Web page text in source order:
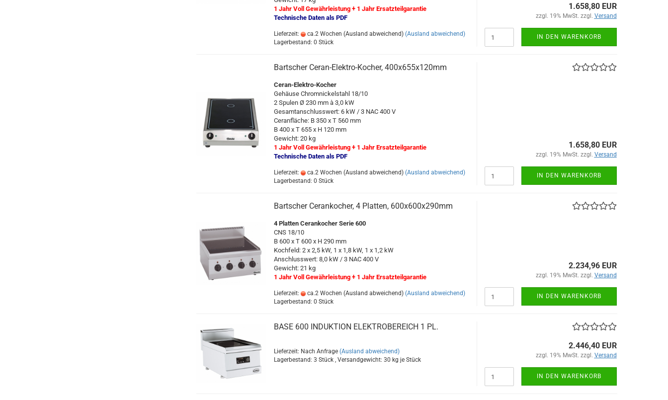
1 Jahr Voll Gewährleistung + 1 Jahr Ersatzteilgarantie
Technische Daten als PDF
Lieferzeit: ca.2 Wochen (Ausland abweichend) (Ausland abweichend)
Lagerbestand: 0 Stück
1.658,80 EUR
zzgl. 19% MwSt. zzgl. Versand
IN DEN WARENKORB
Bartscher Ceran-Elektro-Kocher, 400x655x120mm
Ceran-Elektro-Kocher
Gehäuse Chromnickelstahl 18/10
2 Spulen Ø 230 mm à 3,0 kW
Gesamtanschlusswert: 6 kW / 3 NAC 400 V
Ceranfläche: B 350 x T 560 mm
B 400 x T 655 x H 120 mm
Gewicht: 20 kg
1 Jahr Voll Gewährleistung + 1 Jahr Ersatzteilgarantie
Technische Daten als PDF
Lieferzeit: ca.2 Wochen (Ausland abweichend) (Ausland abweichend)
Lagerbestand: 0 Stück
1.658,80 EUR
zzgl. 19% MwSt. zzgl. Versand
IN DEN WARENKORB
Bartscher Cerankocher, 4 Platten, 600x600x290mm
4 Platten Cerankocher Serie 600
CNS 18/10
B 600 x T 600 x H 290 mm
Kochfeld: 2 x 2,5 kW, 1 x 1,8 kW, 1 x 1,2 kW
Anschlusswert: 8,0 kW / 3 NAC 400 V
Gewicht: 21 kg
1 Jahr Voll Gewährleistung + 1 Jahr Ersatzteilgarantie
Lieferzeit: ca.2 Wochen (Ausland abweichend) (Ausland abweichend)
Lagerbestand: 0 Stück
2.234,96 EUR
zzgl. 19% MwSt. zzgl. Versand
IN DEN WARENKORB
BASE 600 INDUKTION ELEKTROBEREICH 1 PL.
Lieferzeit: Nach Anfrage (Ausland abweichend)
Lagerbestand: 3 Stück , Versandgewicht: 30 kg je Stück
2.446,40 EUR
zzgl. 19% MwSt. zzgl. Versand
IN DEN WARENKORB